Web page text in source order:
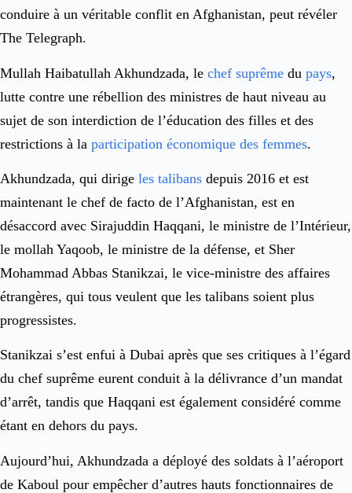
conduire à un véritable conflit en Afghanistan, peut révéler
The Telegraph.
Mullah Haibatullah Akhundzada, le chef suprême du pays,
lutte contre une rébellion des ministres de haut niveau au
sujet de son interdiction de l’éducation des filles et des
restrictions à la participation économique des femmes.
Akhundzada, qui dirige les talibans depuis 2016 et est
maintenant le chef de facto de l’Afghanistan, est en
désaccord avec Sirajuddin Haqqani, le ministre de l’Intérieur,
le mollah Yaqoob, le ministre de la défense, et Sher
Mohammad Abbas Stanikzai, le vice-ministre des affaires
étrangères, qui tous veulent que les talibans soient plus
progressistes.
Stanikzai s’est enfui à Dubai après que ses critiques à l’égard
du chef suprême eurent conduit à la délivrance d’un mandat
d’arrêt, tandis que Haqqani est également considéré comme
étant en dehors du pays.
Aujourd’hui, Akhundzada a déployé des soldats à l’aéroport
de Kaboul pour empêcher d’autres hauts fonctionnaires de